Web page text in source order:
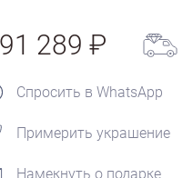
289
Спросить в WhatsApp
Примерить украшение
Намекнуть о подарке